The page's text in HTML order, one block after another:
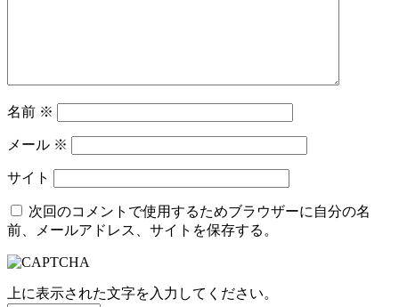
名前 ※
メール ※
サイト
次回のコメントで使用するためブラウザーに自分の名
前、メールアドレス、サイトを保存する。
上に表示された文字を入力してください。